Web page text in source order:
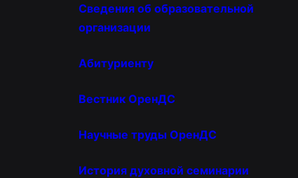
Сведения об образовательной
организации
Абитуриенту
Вестник ОренДС
Научные труды ОренДС
История духовной семинарии